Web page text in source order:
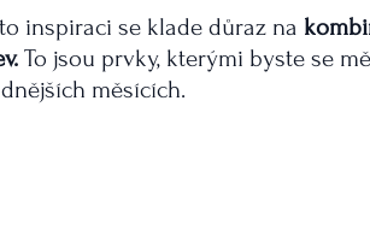
inspiraci se klade důraz na
To jsou prvky, kterými byste se
měsících.